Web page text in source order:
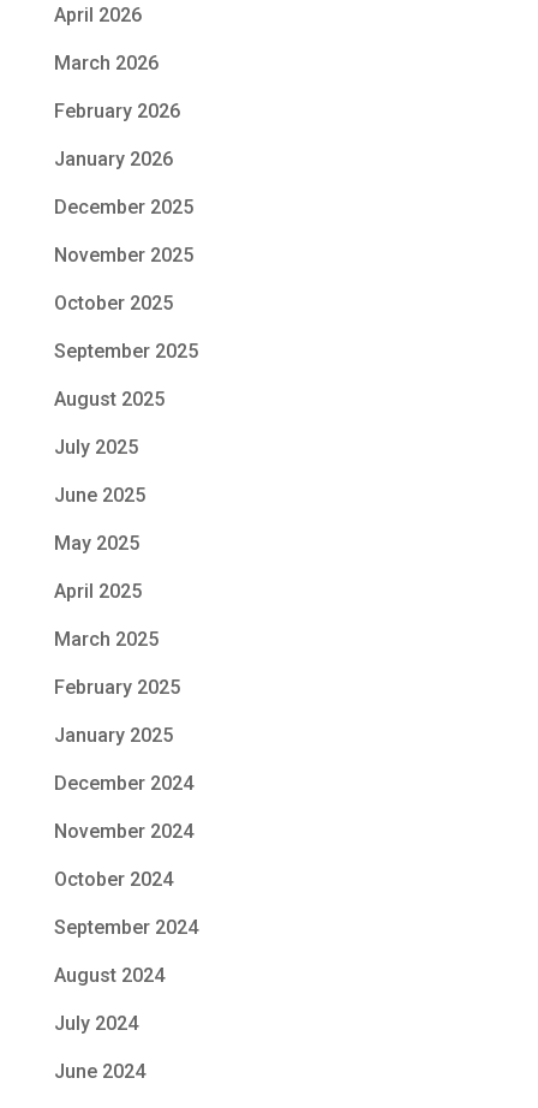
April 2026
March 2026
February 2026
January 2026
December 2025
November 2025
October 2025
September 2025
August 2025
July 2025
June 2025
May 2025
April 2025
March 2025
February 2025
January 2025
December 2024
November 2024
October 2024
September 2024
August 2024
July 2024
June 2024